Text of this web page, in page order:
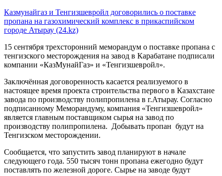
Казмунайгаз и Тенгизшевройл договорились о поставке
пропана на газохимический комплекс в прикаспийском
городе Атырау (24.kz)
15 сентября трехсторонний меморандум о поставке пропана с
тенгизского месторождения на завод в Карабатане подписали
компании «КазМунайГаз» и «Тенгизшевройл».
Заключённая договоренность касается реализуемого в
настоящее время проекта строительства первого в Казахстане
завода по производству полипропилена в г.Атырау. Согласно
подписанному Меморандуму, компания «Тенгизшевройл»
является главным поставщиком сырья на завод по
производству полипропилена. Добывать пропан будут на
Тенгизском месторождении.
Сообщается, что запустить завод планируют в начале
следующего года. 550 тысяч тонн пропана ежегодно будут
поставлять по железной дороге. Сырье на заводе будут